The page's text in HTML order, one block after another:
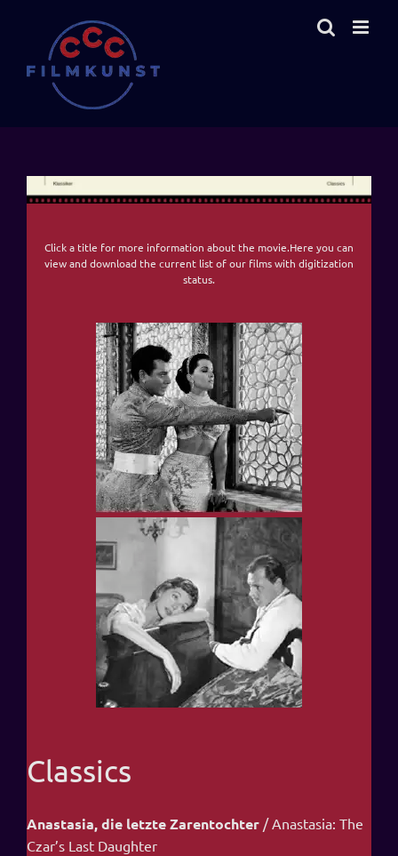
springen
Click a title for more information about the movie.Here you can
view and download the current list of our films with digitization
status.
Classics
Anastasia, die letzte Zarentochter/ Anastasia: The
Czar’s Last Daughter